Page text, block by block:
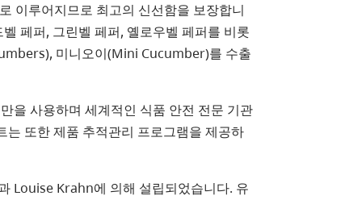
이루어지므로 최고의 신선함을 보장합니
페퍼, 그린벨 페퍼, 옐로우벨 페퍼를 비롯
미니오이(Mini Cucumber)를 수출
을 사용하며 세계적인 식품 안전 전문 기관
또한 제품 추적관리 프로그램을 제공하
Louise Krahn에 의해 설립되었습니다. 유